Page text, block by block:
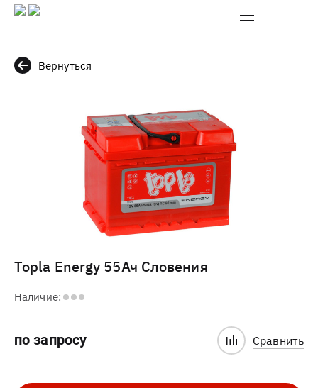
Вернуться
Topla Energy 55Ач Словения
Наличие:
по запросу Сравнить